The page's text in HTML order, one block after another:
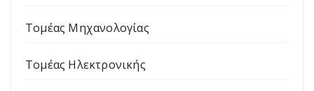
Τομέας Μηχανολογίας
Τομέας Ηλεκτρονικής